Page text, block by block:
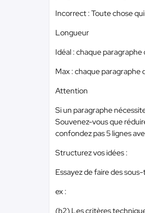
Incorrect : Toute chose
Longueur
Idéal : chaque paragraphe
Max : chaque
Attention
Si un paragraphe
Souvenez-vous que
confondez pas 5 lignes
Structurez vos idées :
Essayez de faire des
ex :
(h2) Les critères